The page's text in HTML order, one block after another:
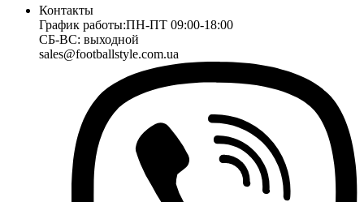
Контакты
График работы:ПН-ПТ 09:00-18:00
СБ-ВС: выходной
sales@footballstyle.com.ua